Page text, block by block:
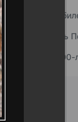
К
День
К